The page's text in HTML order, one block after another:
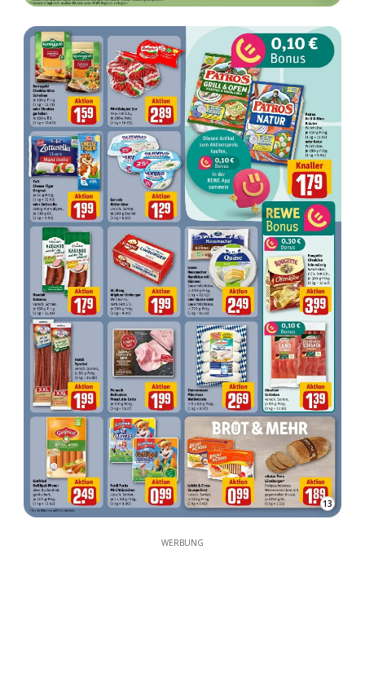
13
WERBUNG